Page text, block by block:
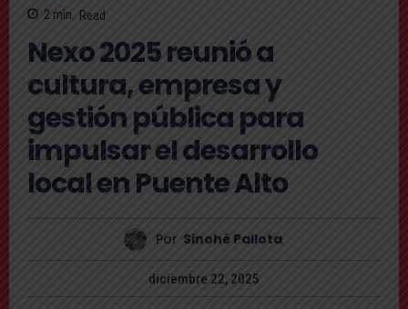
2 min. Read
Nexo 2025 reunió a
cultura, empresa y
gestión pública para
impulsar el desarrollo
local en Puente Alto
Por Sinohé Pallota
diciembre 22, 2025